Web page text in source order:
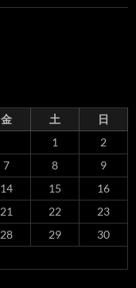
金 土
日
1
2
7 8
9
14 15
16
21 22
23
28 29
30